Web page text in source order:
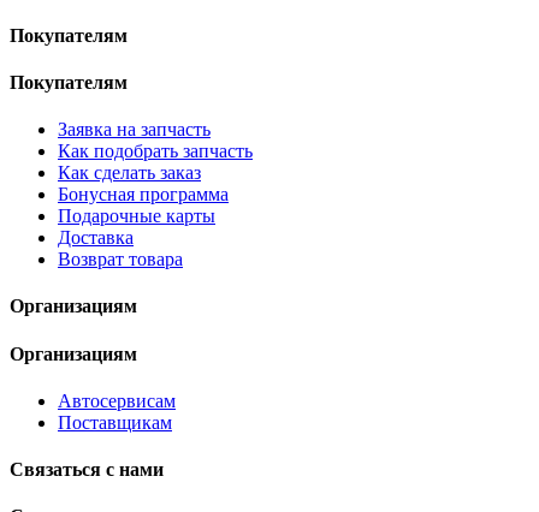
Покупателям
Покупателям
Заявка на запчасть
Как подобрать запчасть
Как сделать заказ
Бонусная программа
Подарочные карты
Доставка
Возврат товара
Организациям
Организациям
Автосервисам
Поставщикам
Связаться с нами